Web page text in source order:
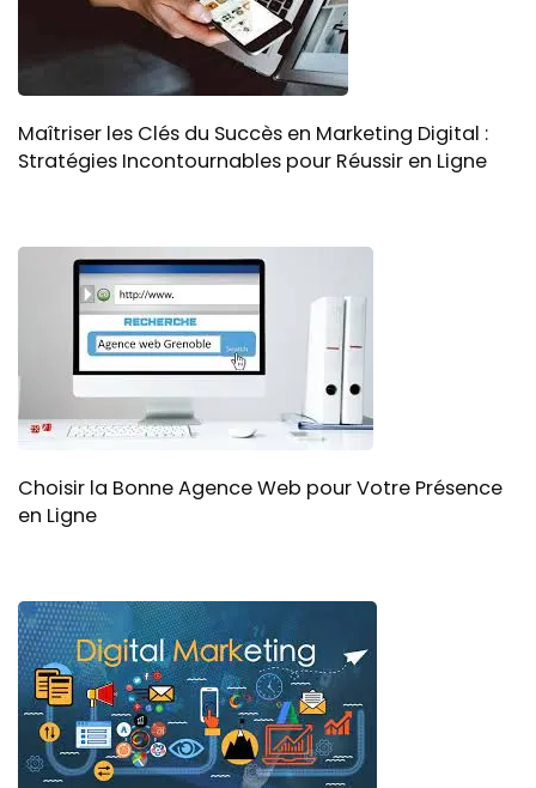
Maîtriser les Clés du Succès en Marketing Digital :
Stratégies Incontournables pour Réussir en Ligne
Choisir la Bonne Agence Web pour Votre Présence
en Ligne